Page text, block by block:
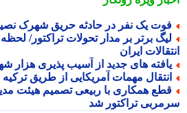
یک نفر در حادثه حریق شهرک
برتر بر مدار تحولات تراکتور/ لحظه به
ایران
های جدید از آسیب پذیری هزار شهر
مهمات آمریکایی از طریق ترکیه به
همکاری با ربیعی تصمیم هیئت مدیره
تراکتور شد